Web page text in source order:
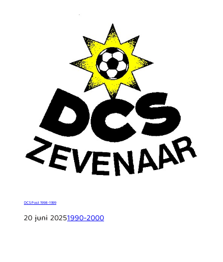
DCS Post 1998-1999
20 juni 20251990-2000